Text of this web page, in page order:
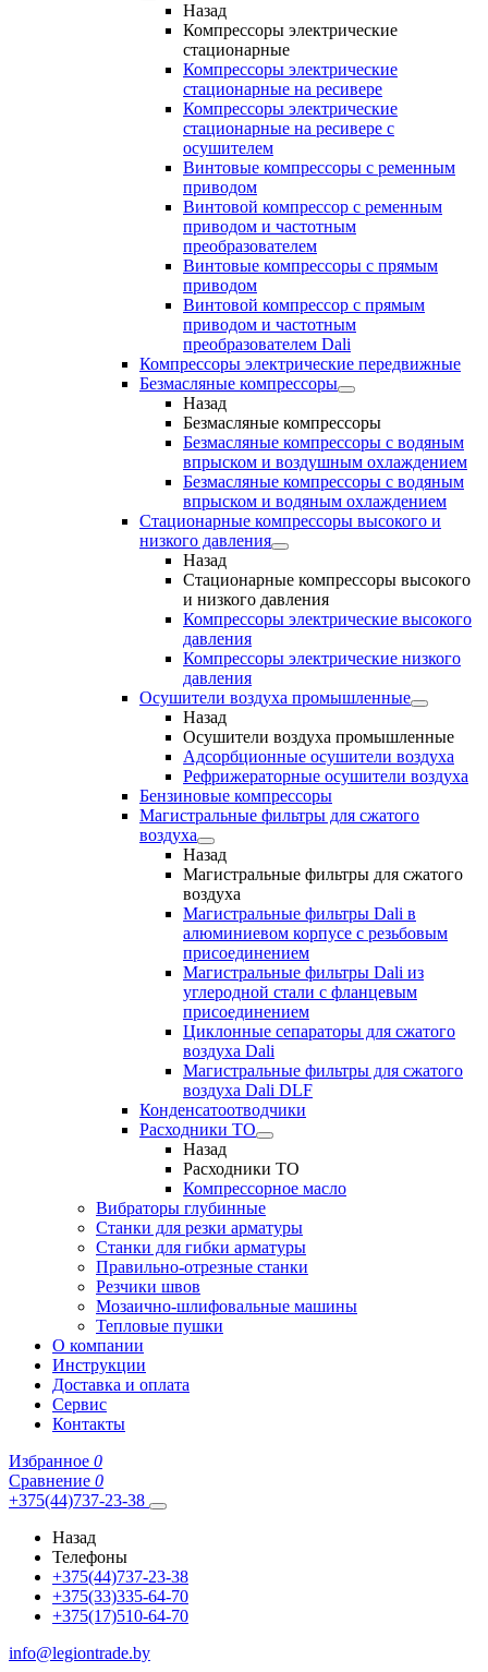
Назад
Компрессоры электрические
стационарные
Компрессоры электрические
стационарные на ресивере
Компрессоры электрические
стационарные на ресивере с
осушителем
Винтовые компрессоры с ременным
приводом
Винтовой компрессор с ременным
приводом и частотным
преобразователем
Винтовые компрессоры с прямым
приводом
Винтовой компрессор с прямым
приводом и частотным
преобразователем Dali
Компрессоры электрические передвижные
Безмасляные компрессоры
Назад
Безмасляные компрессоры
Безмасляные компрессоры с водяным
впрыском и воздушным охлаждением
Безмасляные компрессоры с водяным
впрыском и водяным охлаждением
Стационарные компрессоры высокого и
низкого давления
Назад
Стационарные компрессоры высокого
и низкого давления
Компрессоры электрические высокого
давления
Компрессоры электрические низкого
давления
Осушители воздуха промышленные
Назад
Осушители воздуха промышленные
Адсорбционные осушители воздуха
Рефрижераторные осушители воздуха
Бензиновые компрессоры
Магистральные фильтры для сжатого
воздуха
Назад
Магистральные фильтры для сжатого
воздуха
Магистральные фильтры Dali в
алюминиевом корпусе с резьбовым
присоединением
Магистральные фильтры Dali из
углеродной стали с фланцевым
присоединением
Циклонные сепараторы для сжатого
воздуха Dali
Магистральные фильтры для сжатого
воздуха Dali DLF
Конденсатоотводчики
Расходники ТО
Назад
Расходники ТО
Компрессорное масло
Вибраторы глубинные
Станки для резки арматуры
Станки для гибки арматуры
Правильно-отрезные станки
Резчики швов
Мозаично-шлифовальные машины
Тепловые пушки
О компании
Инструкции
Доставка и оплата
Сервис
Контакты
Избранное 0
Сравнение 0
+375(44)737-23-38
Назад
Телефоны
+375(44)737-23-38
+375(33)335-64-70
+375(17)510-64-70
info@legiontrade.by